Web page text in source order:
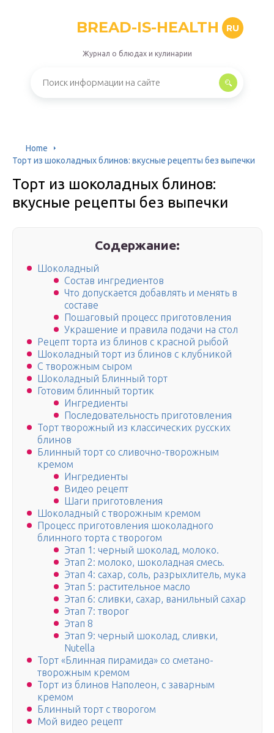
BREAD-IS-HEALTH RU
Журнал о блюдах и кулинарии
Home
Торт из шоколадных блинов: вкусные рецепты без выпечки
Торт из шоколадных блинов:
вкусные рецепты без выпечки
Содержание:
Шоколадный
Состав ингредиентов
Что допускается добавлять и менять в
составе
Пошаговый процесс приготовления
Украшение и правила подачи на стол
Рецепт торта из блинов с красной рыбой
Шоколадный торт из блинов с клубникой
С творожным сыром
Шоколадный Блинный торт
Готовим блинный тортик
Ингредиенты
Последовательность приготовления
Торт творожный из классических русских
блинов
Блинный торт со сливочно-творожным
кремом
Ингредиенты
Видео рецепт
Шаги приготовления
Шоколадный с творожным кремом
Процесс приготовления шоколадного
блинного торта с творогом
Этап 1: черный шоколад, молоко.
Этап 2: молоко, шоколадная смесь.
Этап 4: сахар, соль, разрыхлитель, мука
Этап 5: растительное масло
Этап 6: сливки, сахар, ванильный сахар
Этап 7: творог
Этап 8
Этап 9: черный шоколад, сливки,
Nutella
Торт «Блинная пирамида» со сметано-
творожным кремом
Торт из блинов Наполеон, с заварным
кремом
Блинный торт с творогом
Мой видео рецепт